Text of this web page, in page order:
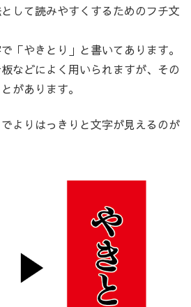
して読みやすくするためのフチ文
「やきとり」と書いてあります。
などによく用いられますが、その
があります。
よりはっきりと文字が見えるのが